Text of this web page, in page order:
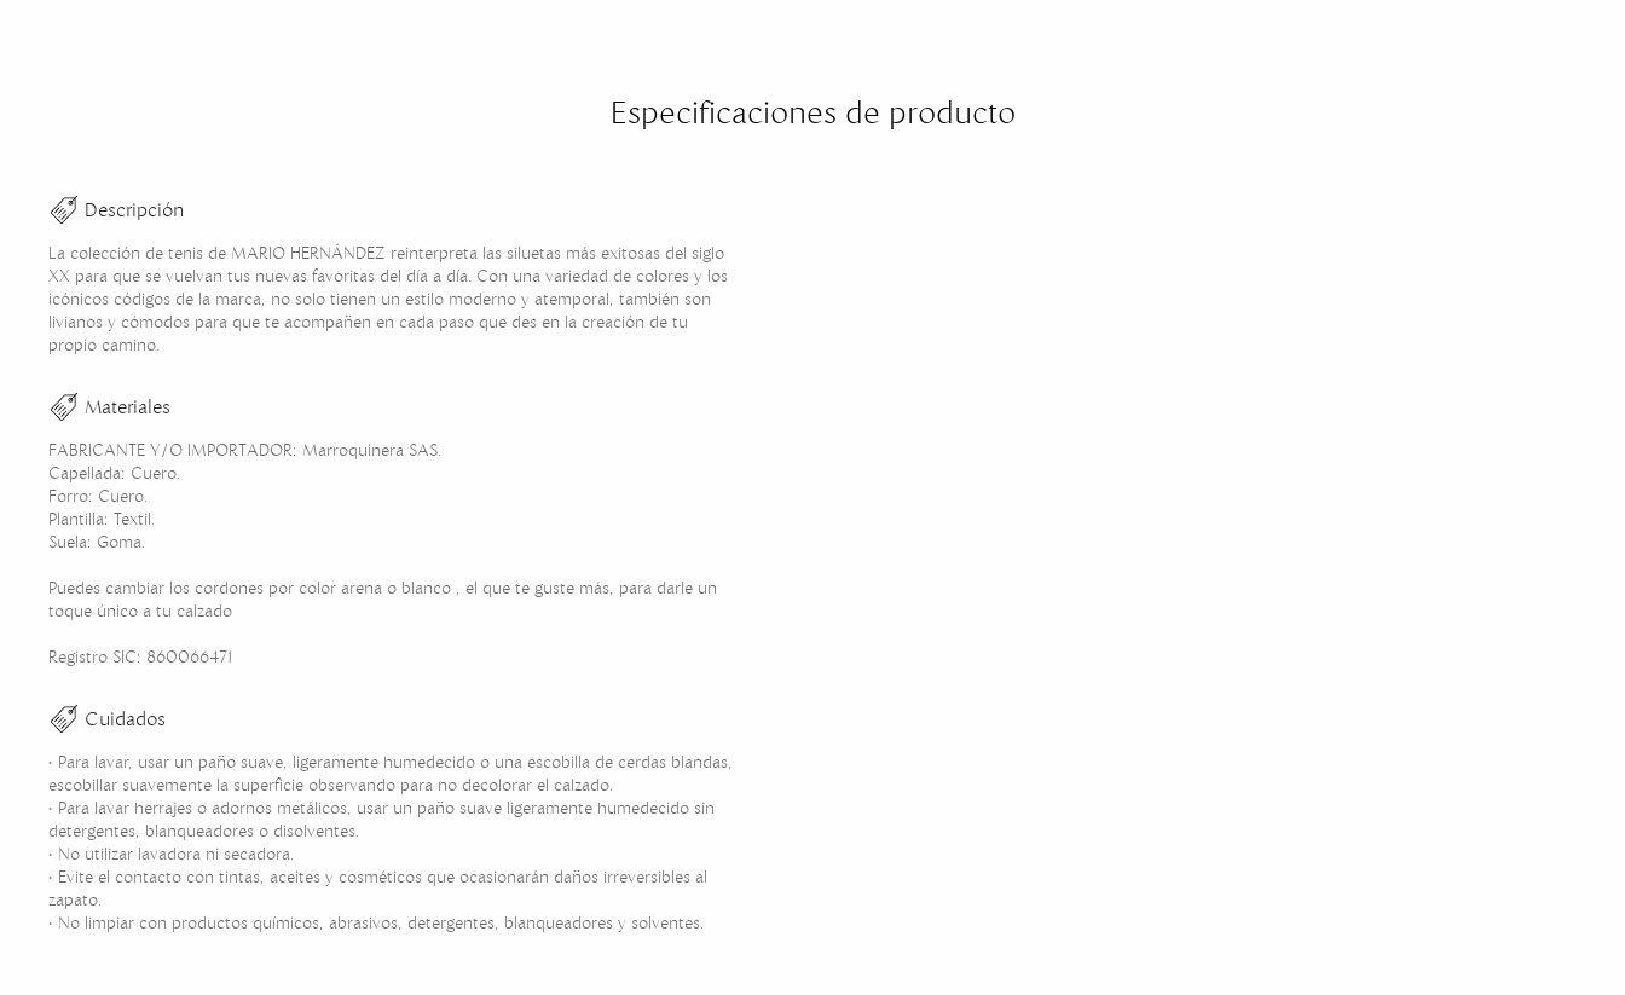
Especificaciones de producto
Descripción
La colección de tenis de MARIO HERNÁNDEZ reinterpreta las siluetas más exitosas del siglo
XX para que se vuelvan tus nuevas favoritas del día a día. Con una variedad de colores y los
icónicos códigos de la marca, no solo tienen un estilo moderno y atemporal, también son
livianos y cómodos para que te acompañen en cada paso que des en la creación de tu
propio camino.
Materiales
FABRICANTE Y/O IMPORTADOR: Marroquinera SAS.
Capellada: Cuero.
Forro: Cuero.
Plantilla: Textil.
Suela: Goma.
Puedes cambiar los cordones por color arena o blanco , el que te guste más, para darle un
toque único a tu calzado
Registro SIC: 860066471
Cuidados
• Para lavar, usar un paño suave, ligeramente humedecido o una escobilla de cerdas blandas,
escobillar suavemente la superficie observando para no decolorar el calzado.
• Para lavar herrajes o adornos metálicos, usar un paño suave ligeramente humedecido sin
detergentes, blanqueadores o disolventes.
• No utilizar lavadora ni secadora.
• Evite el contacto con tintas, aceites y cosméticos que ocasionarán daños irreversibles al
zapato.
• No limpiar con productos químicos, abrasivos, detergentes, blanqueadores y solventes.